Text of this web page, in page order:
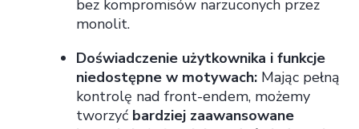
bez kompromisów narzuconych przez
monolit.
Doświadczenie użytkownika i funkcje
niedostępne w motywach: Mając pełną
kontrolę nad front-endem, możemy
tworzyć bardziej zaawansowane